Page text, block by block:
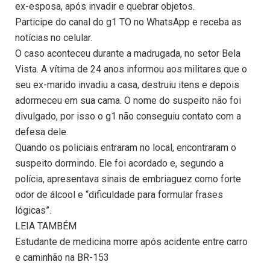
ex-esposa, após invadir e quebrar objetos.
Participe do canal do g1 TO no WhatsApp e receba as
notícias no celular.
O caso aconteceu durante a madrugada, no setor Bela
Vista. A vítima de 24 anos informou aos militares que o
seu ex-marido invadiu a casa, destruiu itens e depois
adormeceu em sua cama. O nome do suspeito não foi
divulgado, por isso o g1 não conseguiu contato com a
defesa dele.
Quando os policiais entraram no local, encontraram o
suspeito dormindo. Ele foi acordado e, segundo a
polícia, apresentava sinais de embriaguez como forte
odor de álcool e “dificuldade para formular frases
lógicas”.
LEIA TAMBÉM
Estudante de medicina morre após acidente entre carro
e caminhão na BR-153